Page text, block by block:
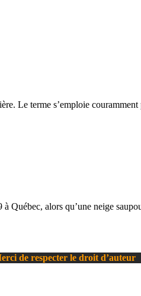
Le terme s’emploie
Québec, alors qu’une neige
de respecter le droit d’auteur